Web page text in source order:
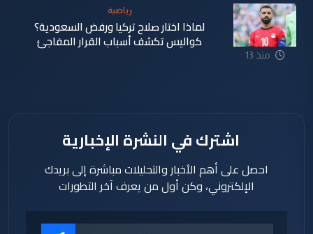
ساعة
منذ 13
رياضية
لماذا اختار صلاح تركيا ورفض السعودية؟
كواليس تكشف أسباب القرار المفاجئ
اشترك في النشرة الإخبارية
احصل على أهم الأخبار والتحليلات مباشرة إلى بريدك
الإلكتروني، وكن أول من يعرف آخر التطورات